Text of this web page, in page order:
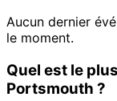
Aucun dernier
le moment.
Quel est le
Portsmouth ?